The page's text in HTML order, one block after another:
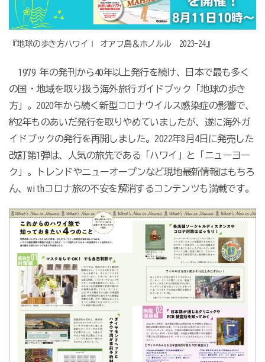
『地球の歩き方ハワイⅠ オアフ島＆ホノルル 2023-24』
1979 年の発刊から40年以上発行を続け、日本で最も多く
の国・地域を取り扱う海外旅行ガイドブック「地球の歩き
方」。2020年から続く新型コロナウイルス感染症の影響で、
約2年ものあいだ発行を取りやめていましたが、遂に海外ガ
イドブックの発行を再開しました。2022年8月4日に発売した
改訂第1弾は、人気の旅先である「ハワイ」と「ニューヨー
ク」。トレンドやニューオープンなど現地最新情報はもちろ
ん、withコロナ旅の不安を解消するコンテンツも満載です。